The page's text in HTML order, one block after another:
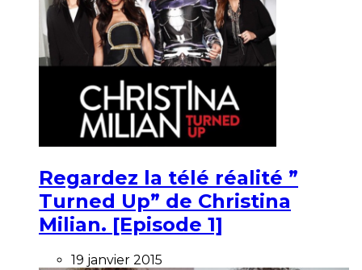
Regardez la télé réalité ”
Turned Up” de Christina
Milian. [Episode 1]
19 janvier 2015